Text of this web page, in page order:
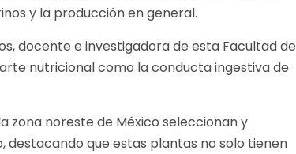
y la producción en general.
docente e investigadora de esta Facultad de
nutricional como la conducta ingestiva de
zona noreste de México seleccionan y
que estas plantas no solo tienen